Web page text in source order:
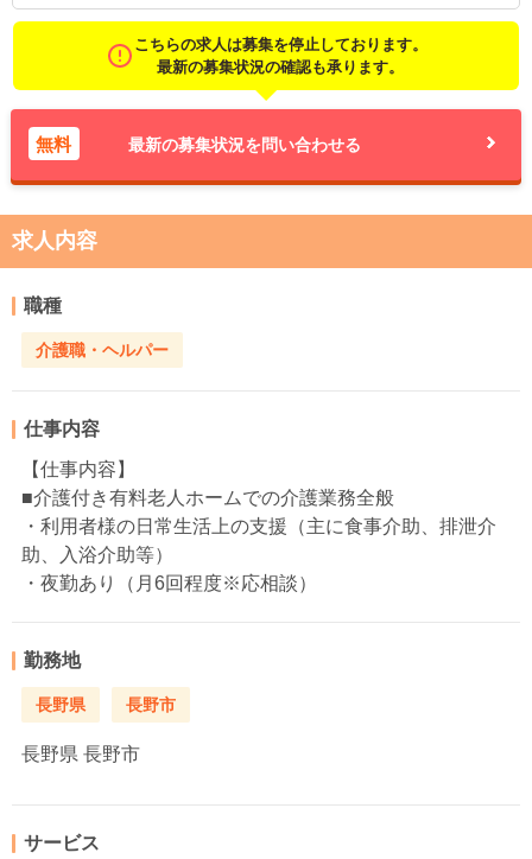
こちらの求人は募集を停止しております。
最新の募集状況の確認も承ります。
無料 最新の募集状況を問い合わせる
求人内容
職種
介護職・ヘルパー
仕事内容
【仕事内容】
■介護付き有料老人ホームでの介護業務全般
・利用者様の日常生活上の支援（主に食事介助、排泄介
助、入浴介助等）
・夜勤あり（月6回程度※応相談）
勤務地
長野県 長野市
長野県 長野市
サービス